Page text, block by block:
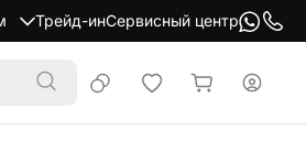
Трейд-инСервисный центр